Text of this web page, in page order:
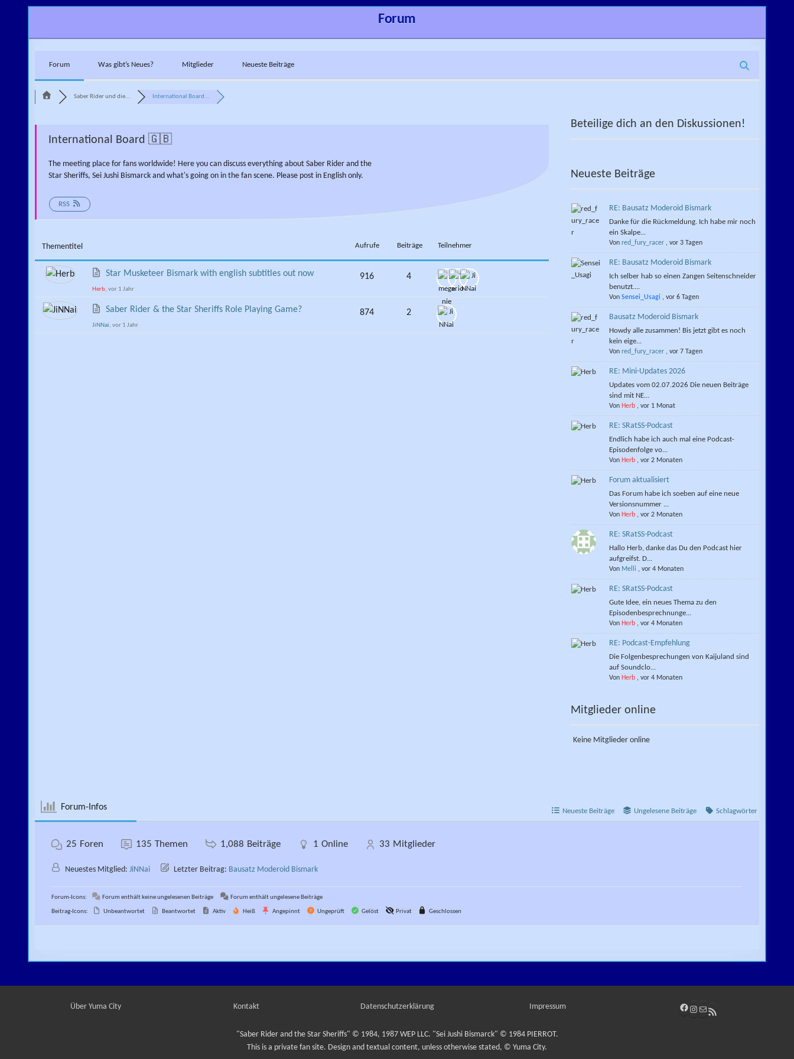
Skip to content
Forum
Forum Was gibt’s Neues? Mitglieder Neueste Beiträge
Saber Rider und die... International Board...
International Board 🇬🇧
The meeting place for fans worldwide! Here you can discuss everything about Saber Rider and the
Star Sheriffs, Sei Jushi Bismarck and what's going on in the fan scene. Please post in English only.
RSS
Thementitel Aufrufe Beiträge Teilnehmer
Star Musketeer Bismark with english subtitles out now
Herb, vor 1 Jahr
916 4
Saber Rider & the Star Sheriffs Role Playing Game?
JiNNai, vor 1 Jahr
874 2
Beteilige dich an den Diskussionen!
Neueste Beiträge
RE: Bausatz Moderoid Bismark
Danke für die Rückmeldung. Ich habe mir noch
ein Skalpe...
Von red_fury_racer, vor 3 Tagen
RE: Bausatz Moderoid Bismark
Ich selber hab so einen Zangen Seitenschneider
benutzt....
Von Sensei_Usagi , vor 6 Tagen
Bausatz Moderoid Bismark
Howdy alle zusammen! Bis jetzt gibt es noch
kein eige...
Von red_fury_racer, vor 7 Tagen
RE: Mini-Updates 2026
Updates vom 02.07.2026 Die neuen Beiträge
sind mit NE...
Von Herb, vor 1 Monat
RE: SRatSS-Podcast
Endlich habe ich auch mal eine Podcast-
Episodenfolge vo...
Von Herb, vor 2 Monaten
Forum aktualisiert
Das Forum habe ich soeben auf eine neue
Versionsnummer ...
Von Herb, vor 2 Monaten
RE: SRatSS-Podcast
Hallo Herb, danke das Du den Podcast hier
aufgreifst. D...
Von Melli , vor 4 Monaten
RE: SRatSS-Podcast
Gute Idee, ein neues Thema zu den
Episodenbesprechnunge...
Von Herb, vor 4 Monaten
RE: Podcast-Empfehlung
Die Folgenbesprechungen von Kaijuland sind
auf Soundclo...
Von Herb, vor 4 Monaten
Mitglieder online
Keine Mitglieder online
Forum-Infos Neueste Beiträge Ungelesene Beiträge Schlagwörter
25 Foren 135 Themen 1,088 Beiträge 1 Online 33 Mitglieder
Neuestes Mitglied: JiNNai Letzter Beitrag: Bausatz Moderoid Bismark
Forum-Icons: Forum enthält keine ungelesenen Beiträge Forum enthält ungelesene Beiträge
Beitrag-Icons: Unbeantwortet Beantwortet Aktiv Heiß Angepinnt Ungeprüft Gelöst Privat Geschlossen
Über Yuma City Kontakt Datenschutzerklärung Impressum Facebook
Instagram
E-MailRSS-Feed
"Saber Rider and the Star Sheriffs" © 1984, 1987 WEP LLC. "Sei Jushi Bismarck" © 1984 PIERROT.
This is a private fan site. Design and textual content, unless otherwise stated, © Yuma City.